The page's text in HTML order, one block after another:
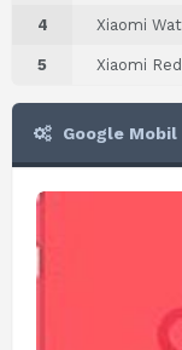
4 Xiaomi
5 Xiaomi
Google